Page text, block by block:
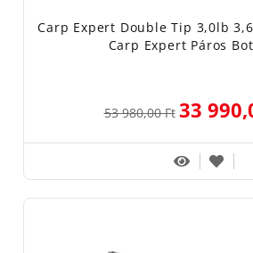
Carp Expert Double Tip 3,0lb
Carp Expert Páros
53 980,00 Ft 33